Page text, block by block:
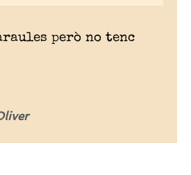
però no tenc